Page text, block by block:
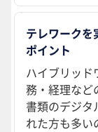
テレワークを
ポイント
ハイブリッド
務・経理など
書類のデジタ
れた方も多い